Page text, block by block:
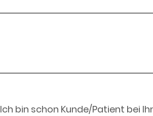
Ich bin schon Kunde/Patient bei